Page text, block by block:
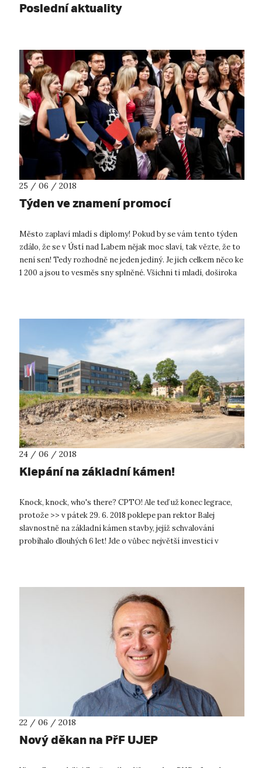
Poslední aktuality
25 / 06 / 2018
Týden ve znamení promocí
Město zaplaví mladí s diplomy! Pokud by se vám tento týden
zdálo, že se v Ústí nad Labem nějak moc slaví, tak vězte, že to
není sen! Tedy rozhodně ne jeden jediný. Je jich celkem něco ke
1 200 a jsou to vesměs sny splněné. Všichni ti mladí, doširoka
24 / 06 / 2018
Klepání na základní kámen!
Knock, knock, who's there? CPTO! Ale teď už konec legrace,
protože >> v pátek 29. 6. 2018 poklepe pan rektor Balej
slavnostně na základní kámen stavby, jejíž schvalování
probíhalo dlouhých 6 let! Jde o vůbec největší investici v
22 / 06 / 2018
Nový děkan na PřF UJEP